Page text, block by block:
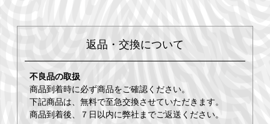
返品・交換について
不良品の取扱
商品到着時に必ず商品をご確認ください。
下記商品は、無料で至急交換させていただきます。
商品到着後、７日以内に弊社までご返送ください。